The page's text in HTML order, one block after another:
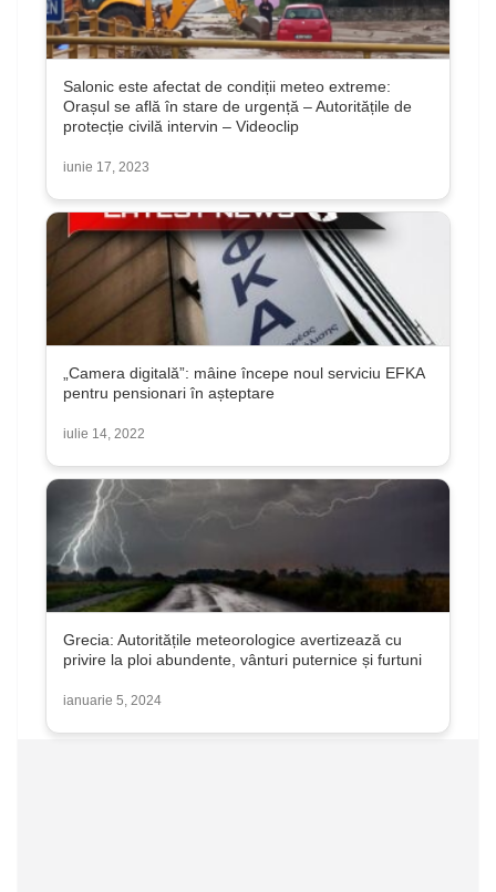
Salonic este afectat de condiții meteo extreme:
Orașul se află în stare de urgență – Autoritățile de
protecție civilă intervin – Videoclip
iunie 17, 2023
„Camera digitală”: mâine începe noul serviciu EFKA
pentru pensionari în așteptare
iulie 14, 2022
Grecia: Autoritățile meteorologice avertizează cu
privire la ploi abundente, vânturi puternice și furtuni
ianuarie 5, 2024